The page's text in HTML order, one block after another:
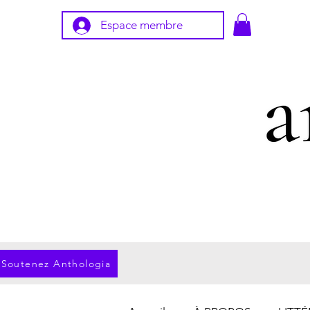
Espace membre
Soutenez Anthologia